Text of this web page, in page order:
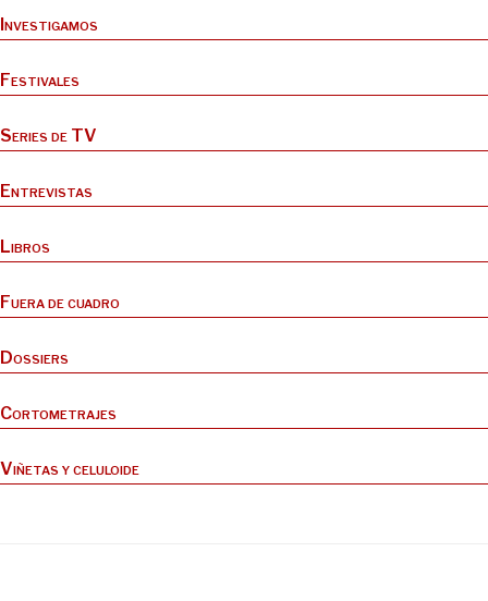
Investigamos
Festivales
Series de TV
Entrevistas
Libros
Fuera de cuadro
Dossiers
Cortometrajes
Viñetas y celuloide